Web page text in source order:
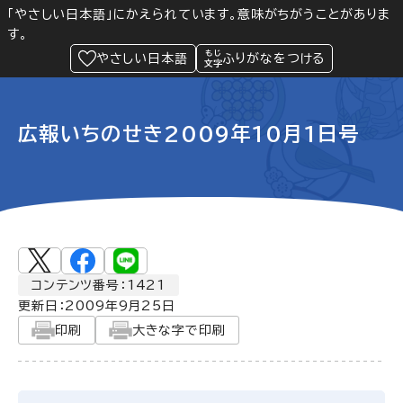
「やさしい日本語」にかえられています。意味がちがうことがありま
す。
やさしい日本語
ふりがなをつける
Language 閲覧支援
緊急情報
広報いちのせき2009年10月1日号
コンテンツ番号：1421
更新日： 2009年9月25日
印刷
大きな字で印刷